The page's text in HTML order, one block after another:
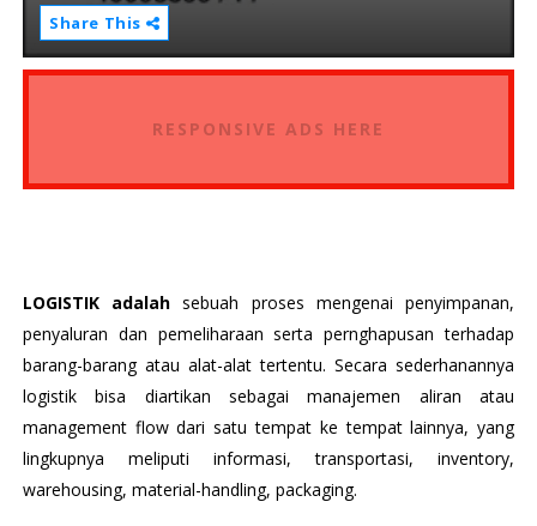
Share This
RESPONSIVE ADS HERE
LOGISTIKadalahsebuah proses mengenai penyimpanan,
penyaluran dan pemeliharaan serta pernghapusan terhadap
barang-barang atau alat-alat tertentu. Secara sederhanannya
logistik bisa diartikan sebagai manajemen aliran atau
management flow dari satu tempat ke tempat lainnya, yang
lingkupnya meliputi informasi, transportasi, inventory,
warehousing, material-handling, packaging.